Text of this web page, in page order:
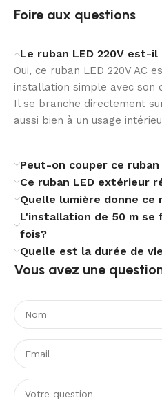
confortable et adapté aux
Format sur mesure
Ce modèle de la série
s’adapter à des besoins
d’aménagement et de
Fiabilité et confort
Avec un IRC de 80, une
000 heures et une
combine performance et
CE, RoHS et UKCA
pour un usage durable et
Ce ruban LED 220V AC
réponse sobre et efficace
contour, un plafond
Son design transparent
permettent de s’intégrer
Foire aux questions
Le ruban LED 220V est-
Oui, ce ruban LED 220V AC
installation simple avec son
Il se branche directement
aussi bien à un usage
Peut-on couper ce ruban
Ce ruban LED extérieur
Quelle lumière donne ce
L'installation de 50 m
fois?
Quelle est la durée de
Vous avez une